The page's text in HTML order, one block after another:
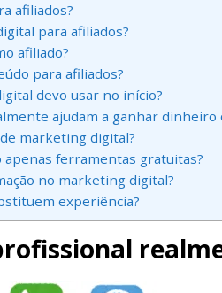
afiliados?
para afiliados?
afiliado?
para afiliados?
devo usar no início?
ajudam a ganhar dinheiro
marketing digital?
apenas ferramentas gratuitas?
no marketing digital?
experiência?